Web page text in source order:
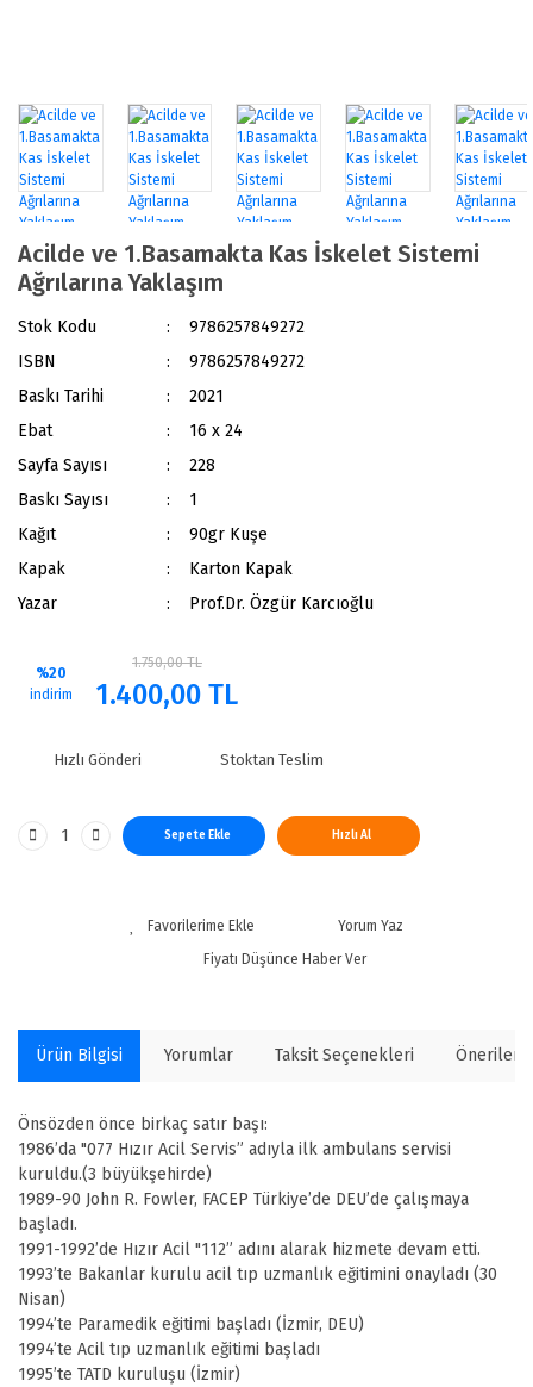
Acilde ve 1.Basamakta Kas İskelet Sistemi
Ağrılarına Yaklaşım
Stok Kodu
9786257849272
ISBN
9786257849272
Baskı Tarihi
2021
Ebat
16 x 24
Sayfa Sayısı
228
Baskı Sayısı
1
Kağıt
90gr Kuşe
Kapak
Karton Kapak
Yazar
Prof.Dr. Özgür Karcıoğlu
%20
indirim
1.750,00 TL
1.400,00 TL
Hızlı Gönderi Stoktan Teslim
Sepete Ekle Hızlı Al
Yorum Yaz
Fiyatı Düşünce Haber Ver
Ürün Bilgisi Yorumlar Taksit Seçenekleri
Önsözden önce birkaç satır başı:
1986’da "077 Hızır Acil Servis” adıyla ilk ambulans servisi
kuruldu.(3 büyükşehirde)
1989-90 John R. Fowler, FACEP Türkiye’de DEU’de çalışmaya
başladı.
1991-1992’de Hızır Acil "112” adını alarak hizmete devam etti.
1993’te Bakanlar kurulu acil tıp uzmanlık eğitimini onayladı (30
Nisan)
1994’te Paramedik eğitimi başladı (İzmir, DEU)
1994’te Acil tıp uzmanlık eğitimi başladı
1995’te TATD kuruluşu (İzmir)